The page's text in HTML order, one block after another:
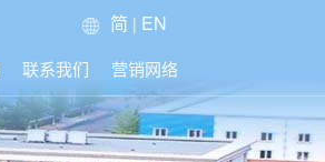
简 | EN
联系我们 营销网络